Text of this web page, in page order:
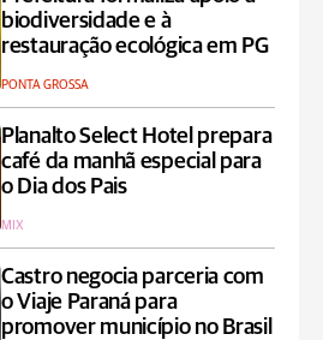
biodiversidade e à
restauração ecológica em PG
PONTA GROSSA
Planalto Select Hotel prepara
café da manhã especial para
o Dia dos Pais
MIX
Castro negocia parceria com
o Viaje Paraná para
promover município no Brasil